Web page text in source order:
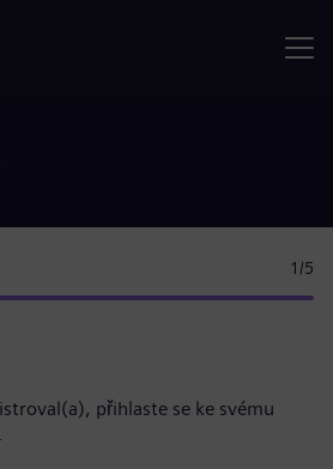
1 /5
přihlaste se ke svému